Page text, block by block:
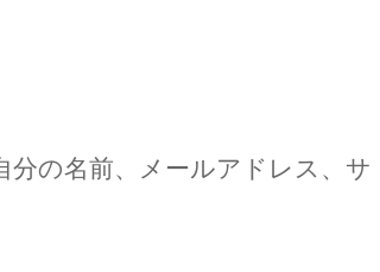
の名前、メールアドレス、サ